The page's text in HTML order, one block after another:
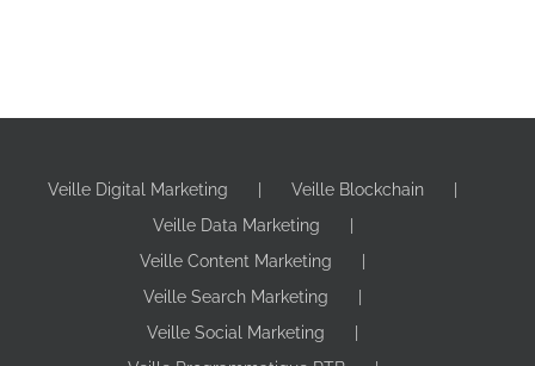
Veille Digital Marketing
Veille Blockchain
Veille Data Marketing
Veille Content Marketing
Veille Search Marketing
Veille Social Marketing